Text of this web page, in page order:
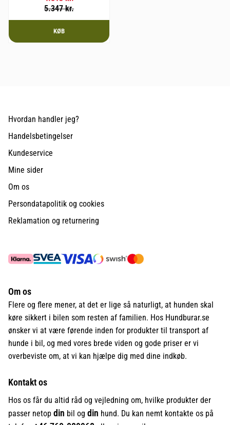
kg.
5.347kr.
KØB
Hvordan handler jeg?
Handelsbetingelser
Kundeservice
Mine sider
Om os
Persondatapolitik og cookies
Reklamation og returnering
Om os
Flere og flere mener, at det er lige så naturligt, at hunden skal
køre sikkert i bilen som resten af familien. Hos Hundburar.se
ønsker vi at være førende inden for produkter til transport af
hunde i bil, og med vores brede viden og gode priser er vi
overbeviste om, at vi kan hjælpe dig med dine indkøb.
Kontakt os
Hos os får du altid råd og vejledning om, hvilke produkter der
passer netop din bil og din hund. Du kan nemt kontakte os på